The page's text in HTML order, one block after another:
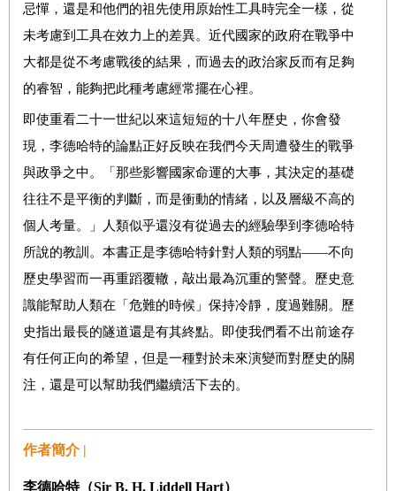
忌憚，還是和他們的祖先使用原始性工具時完全一樣，從
未考慮到工具在效力上的差異。近代國家的政府在戰爭中
大都是從不考慮戰後的結果，而過去的政治家反而有足夠
的睿智，能夠把此種考慮經常擺在心裡。
即使重看二十一世紀以來這短短的十八年歷史，你會發
現，李德哈特的論點正好反映在我們今天周遭發生的戰爭
與政爭之中。「那些影響國家命運的大事，其決定的基礎
往往不是平衡的判斷，而是衝動的情緒，以及層級不高的
個人考量。」人類似乎還沒有從過去的經驗學到李德哈特
所說的教訓。本書正是李德哈特針對人類的弱點——不向
歷史學習而一再重蹈覆轍，敲出最為沉重的警聲。歷史意
識能幫助人類在「危難的時候」保持冷靜，度過難關。歷
史指出最長的隧道還是有其終點。即使我們看不出前途存
有任何正向的希望，但是一種對於未來演變而對歷史的關
注，還是可以幫助我們繼續活下去的。
作者簡介 |
李德哈特（Sir B. H. Liddell Hart）